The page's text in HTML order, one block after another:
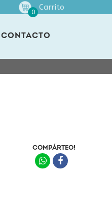
0
Carrito
CONTACTO
COMPÁRTEO!